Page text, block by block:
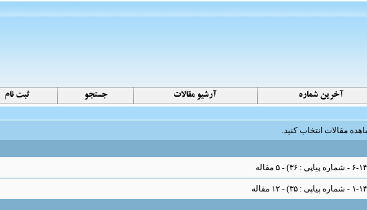
مقالات انتخاب کنید.
پیاپی : ۳۶ ) - ۵ مقاله
پیاپی : ۳۵
) - ۱۲ مقاله